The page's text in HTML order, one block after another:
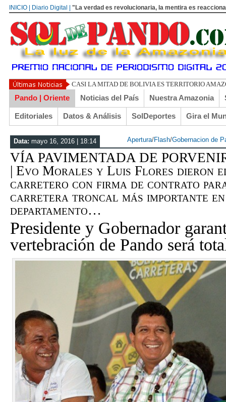
INICIO | Diario Digital | "La verdad es revolucionaria, la mentira es
UN LIBERTARIO LLAMADO EL
Pando | Oriente Noticias del País Nuestra Amazonia
Editoriales Datos & Análisis SolDeportes Gira el
Data: mayo 16, 2016 | 18:14 Apertura/Flash/Gobernacion de
VÍA PAVIMENTADA DE
| Evo Morales y Luis Flores dieron
carretero con firma de contrato
carretera troncal más importante
departamento…
Presidente y Gobernador
vertebración de Pando será